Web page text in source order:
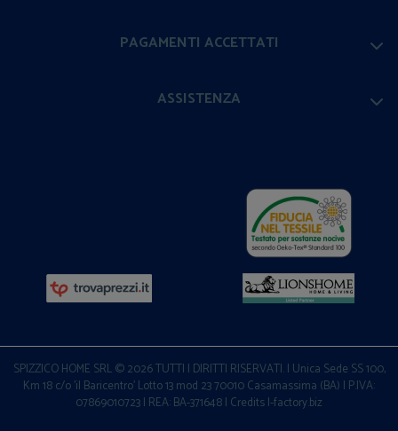
PAGAMENTI ACCETTATI
ASSISTENZA
SPIZZICO HOME SRL © 2026 TUTTI I DIRITTI RISERVATI. | Unica Sede SS 100,
Km 18 c/o 'il Baricentro' Lotto 13 mod 23 70010 Casamassima (BA) | P.IVA:
07869010723 | REA: BA-371648 | Credits I-factory.biz